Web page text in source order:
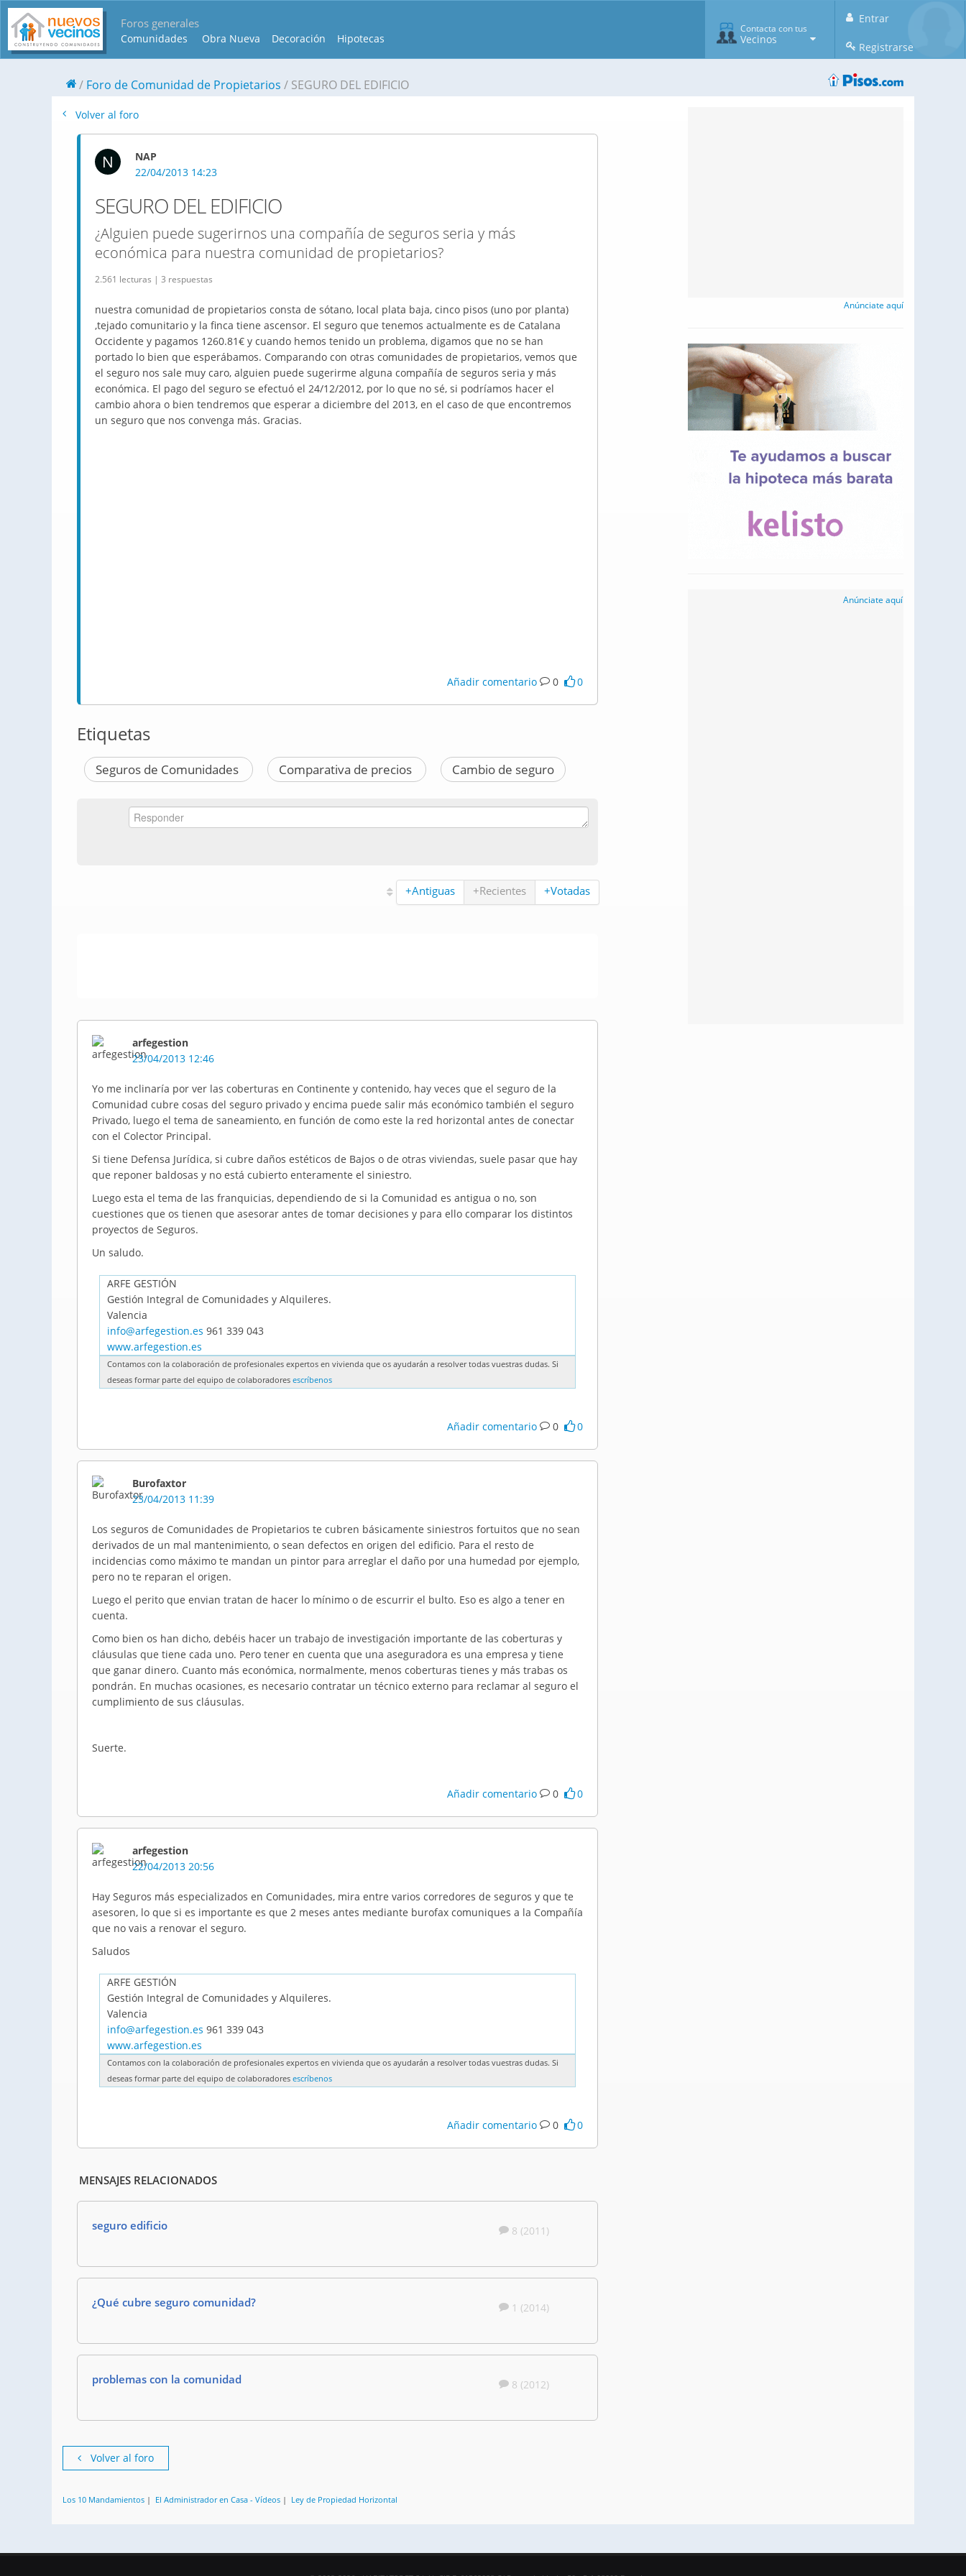
Foros generales
Comunidades Obra Nueva Decoración Hipotecas
Entrar
Registrarse
Contacta con tus
Vecinos
Foro de Comunidad de Propietarios SEGURO DEL EDIFICIO
Volver al foro
N
NAP
22/04/2013 14:23
SEGURO DEL EDIFICIO
¿Alguien puede sugerirnos una compañía de seguros seria y más
económica para nuestra comunidad de propietarios?
2.561 lecturas | 3 respuestas
nuestra comunidad de propietarios consta de sótano, local plata baja, cinco pisos (uno por planta)
,tejado comunitario y la finca tiene ascensor. El seguro que tenemos actualmente es de Catalana
Occidente y pagamos 1260.81€ y cuando hemos tenido un problema, digamos que no se han
portado lo bien que esperábamos. Comparando con otras comunidades de propietarios, vemos que
el seguro nos sale muy caro, alguien puede sugerirme alguna compañía de seguros seria y más
económica. El pago del seguro se efectuó el 24/12/2012, por lo que no sé, si podríamos hacer el
cambio ahora o bien tendremos que esperar a diciembre del 2013, en el caso de que encontremos
un seguro que nos convenga más. Gracias.
Añadir comentario 0 0
Etiquetas
Seguros de Comunidades Comparativa de precios Cambio de seguro
+Antiguas +Recientes +Votadas
arfegestion
23/04/2013 12:46
Yo me inclinaría por ver las coberturas en Continente y contenido, hay veces que el seguro de la
Comunidad cubre cosas del seguro privado y encima puede salir más económico también el seguro
Privado, luego el tema de saneamiento, en función de como este la red horizontal antes de conectar
con el Colector Principal.
Si tiene Defensa Jurídica, si cubre daños estéticos de Bajos o de otras viviendas, suele pasar que hay
que reponer baldosas y no está cubierto enteramente el siniestro.
Luego esta el tema de las franquicias, dependiendo de si la Comunidad es antigua o no, son
cuestiones que os tienen que asesorar antes de tomar decisiones y para ello comparar los distintos
proyectos de Seguros.
Un saludo.
ARFE GESTIÓN
Gestión Integral de Comunidades y Alquileres.
Valencia
info@arfegestion.es 961 339 043
www.arfegestion.es
Contamos con la colaboración de profesionales expertos en vivienda que os ayudarán a resolver todas vuestras dudas. Si
deseas formar parte del equipo de colaboradores escríbenos
Añadir comentario 0 0
Burofaxtor
23/04/2013 11:39
Los seguros de Comunidades de Propietarios te cubren básicamente siniestros fortuitos que no sean
derivados de un mal mantenimiento, o sean defectos en origen del edificio. Para el resto de
incidencias como máximo te mandan un pintor para arreglar el daño por una humedad por ejemplo,
pero no te reparan el origen.
Luego el perito que envian tratan de hacer lo mínimo o de escurrir el bulto. Eso es algo a tener en
cuenta.
Como bien os han dicho, debéis hacer un trabajo de investigación importante de las coberturas y
cláusulas que tiene cada uno. Pero tener en cuenta que una aseguradora es una empresa y tiene
que ganar dinero. Cuanto más económica, normalmente, menos coberturas tienes y más trabas os
pondrán. En muchas ocasiones, es necesario contratar un técnico externo para reclamar al seguro el
cumplimiento de sus cláusulas.
Suerte.
Añadir comentario 0 0
arfegestion
22/04/2013 20:56
Hay Seguros más especializados en Comunidades, mira entre varios corredores de seguros y que te
asesoren, lo que si es importante es que 2 meses antes mediante burofax comuniques a la Compañía
que no vais a renovar el seguro.
Saludos
ARFE GESTIÓN
Gestión Integral de Comunidades y Alquileres.
Valencia
info@arfegestion.es 961 339 043
www.arfegestion.es
Contamos con la colaboración de profesionales expertos en vivienda que os ayudarán a resolver todas vuestras dudas. Si
deseas formar parte del equipo de colaboradores escríbenos
Añadir comentario 0 0
MENSAJES RELACIONADOS
seguro edificio 8 (2011)
¿Qué cubre seguro comunidad? 1 (2014)
problemas con la comunidad 8 (2012)
Volver al foro
Los 10 Mandamientos | El Administrador en Casa - Vídeos | Ley de Propiedad Horizontal
Anúnciate aquí
Anúnciate aquí